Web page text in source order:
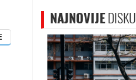
NAJNOVIJE